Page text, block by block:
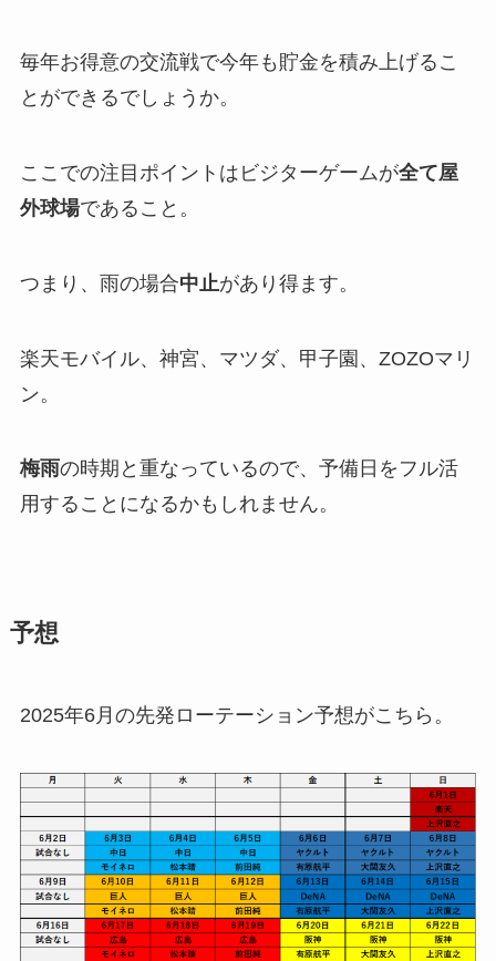
毎年お得意の交流戦で今年も貯金を積み上げるこ
とができるでしょうか。
ここでの注目ポイントはビジターゲームが全て屋
外球場であること。
つまり、雨の場合中止があり得ます。
楽天モバイル、神宮、マツダ、甲子園、ZOZOマリ
ン。
梅雨の時期と重なっているので、予備日をフル活
用することになるかもしれません。
予想
2025年6月の先発ローテーション予想がこちら。